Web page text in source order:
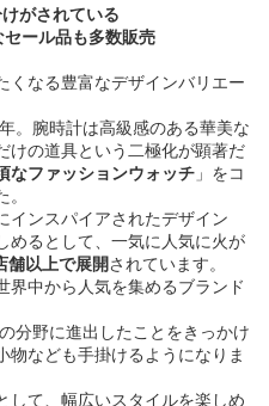
がされている
ール品も多数販売
くなる豊富なデザインバリエー
。腕時計は高級感のある華美な
けの道具という二極化が顕著だ
なファッションウォッチ 」をコ
インスパイアされたデザイン
めるとして、一気に人気に火が
舗以上で展開されています。
界中から人気を集めるブランド
分野に進出したことをきっかけ
物なども手掛けるようになりま
して、幅広いスタイルを楽しめ